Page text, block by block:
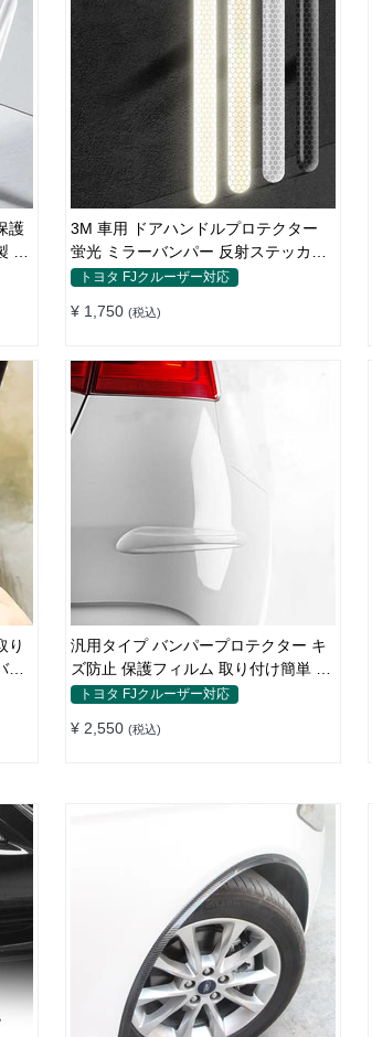
護
4
3M 車用 ドアハンドルプロテクター
蛍光 ミラーバンパー 反射ステッカー
保護フィルム
トヨタ FJクルーザー対応
¥ 1,750 (税込)
り
汎用タイプ バンパープロテクター キ
ズ防止 保護フィルム 取り付け簡単 フ
ィット感抜群
トヨタ FJクルーザー対応
¥ 2,550 (税込)